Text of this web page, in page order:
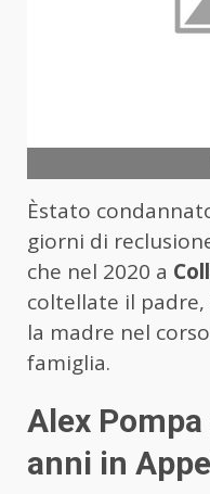
Èstato
giorni di
che nel 2020 a
coltellate il
la madre nel
famiglia.
Alex
anni in